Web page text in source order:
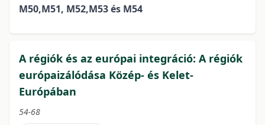
M50,M51, M52,M53 és M54
A régiók és az európai integráció: A régiók
európaizálódása Közép- és Kelet-
Európában
54-68